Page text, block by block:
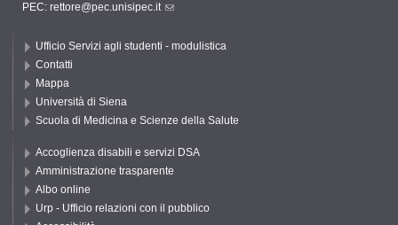
PEC: rettore@pec.unisipec.it
Ufficio Servizi agli studenti - modulistica
Contatti
Mappa
Università di Siena
Scuola di Medicina e Scienze della Salute
Accoglienza disabili e servizi DSA
Amministrazione trasparente
Albo online
Urp - Ufficio relazioni con il pubblico